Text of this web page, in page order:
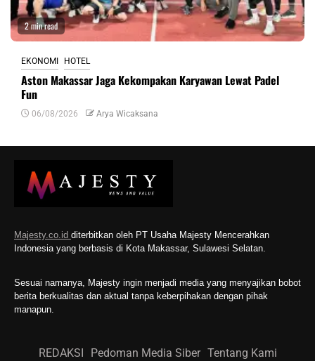
2 min read
EKONOMI HOTEL
Aston Makassar Jaga Kekompakan Karyawan Lewat Padel
Fun
06/08/2026 Arya Wicaksana
Majesty.co.id diterbitkan oleh PT Usaha Majesty Mencerahkan
Indonesia yang berbasis di Kota Makassar, Sulawesi Selatan.
Sesuai namanya, Majesty ingin menjadi media yang menyajikan bobot
berita berkualitas dan aktual tanpa keberpihakan dengan pihak
manapun.
REDAKSI Pedoman Media Siber Tentang Kami